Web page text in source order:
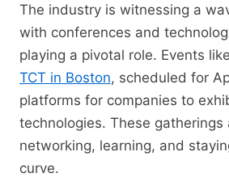
The industry is witnessing a
with conferences and
playing a pivotal role. Events
TCT in Boston, scheduled for
platforms for companies to
technologies. These gatherings
networking, learning, and
curve.